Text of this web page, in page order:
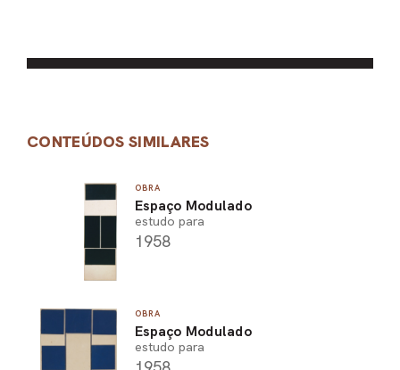
CONTEÚDOS SIMILARES
OBRA
Espaço Modulado
estudo para
1958
OBRA
Espaço Modulado
estudo para